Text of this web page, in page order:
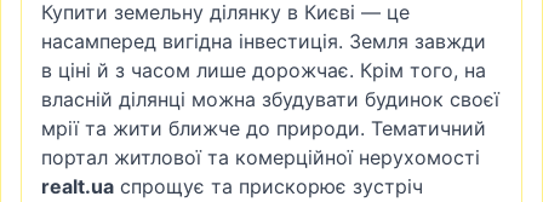
Купити земельну ділянку в Києві — це
насамперед вигідна інвестиція. Земля завжди
в ціні й з часом лише дорожчає. Крім того, на
власній ділянці можна збудувати будинок своєї
мрії та жити ближче до природи. Тематичний
портал житлової та комерційної нерухомості
realt.ua спрощує та прискорює зустріч